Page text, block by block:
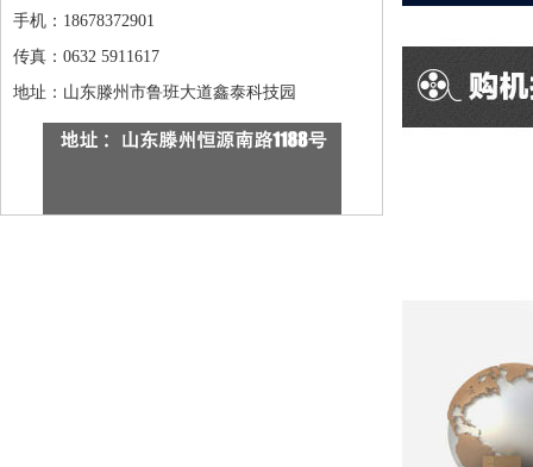
手机：18678372901
传真：0632 5911617
地址：山东滕州市鲁班大道鑫泰科技园